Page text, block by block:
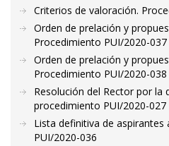
Criterios de valoración.
Orden de prelación y
Procedimiento PUI/2020-037
Orden de prelación y
Procedimiento PUI/2020-038
Resolución del Rector por la
procedimiento PUI/2020-027
Lista definitiva de
PUI/2020-036